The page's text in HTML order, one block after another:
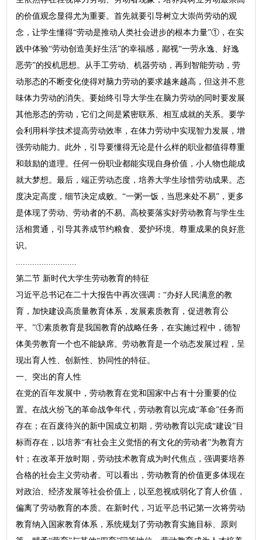
的价值观念显得尤为重要。首先就要引导树立大崇尚劳动的观
念，让学生懂得“劳动是推动人类社会进步的根本力量”①，在实
践中体验“劳动创造美好生活”的幸福感，鄙视“一劳永逸、好逸
恶劳”的投机思想。从手工劳动、机器劳动，再到智能劳动，劳
动形态的不断变化使得对脑力劳动的要求越来越高，但这并不意
味体力劳动的消失。要始终引导大学生在脑力劳动的同时要发展
其他形态的劳动，它们之间是紧密联系、相互成就的关系。要学
会利用科学技术提高劳动效率，在体力劳动中实现智力发展，增
强劳动能力。此外，引导要懂得无论是什么样的职业都值得尊重
和鼓励的道理。任何一份职业都能实现自身价值，小人物也能成
就大梦想。最后，端正劳动态度，培养大学生珍惜劳动成果。态
度决定高度，细节决定成败。“一粥一饭，当思来处不易”，更多
是体现了劳动、劳动者的不易。高校要落实好劳动教育与学生生
活相贯通，引导其养成节约粮食、爱护环境、尊重成果的良好意
识。
第二节 新时代大学生劳动教育的特征
习近平总书记在二十大报告中再次强调：“办好人民满意的教
育，加快建设高质量教育体系，发展素质教育，促进教育公
平。”①素质教育是我国教育的战略任务，在实施过程中，德智
体美劳教育一个也不能缺席。劳动教育是一个动态发展过程，呈
现出育人性、创新性、协同性的特征。
一、突出的育人性
在党的百年发展中，劳动教育在党和国家中占有十分重要的位
置。在战火纷飞的革命战争年代，劳动教育以完成“革命”任务而
存在；在百废待兴的新中国成立初期，劳动教育以完成“建设”目
标而存在，以培养“有社会主义觉悟的有文化的劳动者”为教育方
针；在改革开放时期，劳动技术教育成为时代焦点，强调要培养
合格的社会主义劳动者。可以看出，劳动教育的价值更多体现在
对政治、经济发展等社会价值上，以至忽视或弱化了育人价值，
偏离了劳动教育的本质。在新时代，习近平总书记第一次将劳动
教育纳入国家教育体系，系统规划了劳动教育实施目标、原则